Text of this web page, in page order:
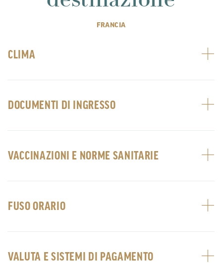
FRANCIA
CLIMA
DOCUMENTI DI INGRESSO
VACCINAZIONI E NORME SANITARIE
FUSO ORARIO
VALUTA E SISTEMI DI PAGAMENTO